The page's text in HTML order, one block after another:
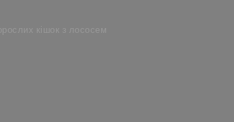
кішок з лососем